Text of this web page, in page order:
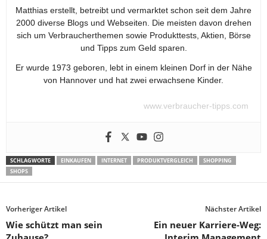
Matthias erstellt, betreibt und vermarktet schon seit dem Jahre
2000 diverse Blogs und Webseiten. Die meisten davon drehen
sich um Verbraucherthemen sowie Produkttests, Aktien, Börse
und Tipps zum Geld sparen.
Er wurde 1973 geboren, lebt in einem kleinen Dorf in der Nähe
von Hannover und hat zwei erwachsene Kinder.
www.verbraucher-tipps.com
SCHLAGWORTE EINKAUFEN INTERNET PRODUKTVERGLEICH
SHOPPING
SHOPS
Vorheriger Artikel
Wie schützt man sein
Nächster Artikel
Ein neuer Karriere-Weg: